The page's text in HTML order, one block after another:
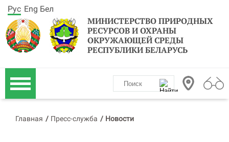
МИНИСТЕРСТВО ПРИРОДНЫХ
РЕСУРСОВ И ОХРАНЫ
ОКРУЖАЮЩЕЙ СРЕДЫ
РЕСПУБЛИКИ БЕЛАРУСЬ
Рус Eng Бел
Главная / Пресс-служба / Новости